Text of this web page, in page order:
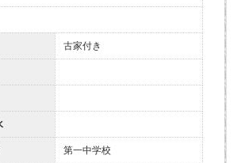
古家付き
第一中学校